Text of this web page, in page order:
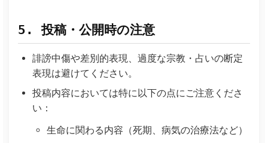
5. 投稿・公開時の注意
誹謗中傷や差別的表現、過度な宗教・占いの断定
表現は避けてください。
投稿内容においては特に以下の点にご注意くださ
い：
生命に関わる内容（死期、病気の治療法など）